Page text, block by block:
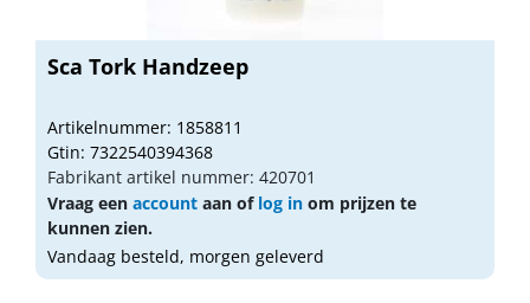
Sca Tork Handzeep
Artikelnummer: 1858811
Gtin: 7322540394368
Fabrikant artikel nummer: 420701
Vraag een account aan of log in om prijzen te
kunnen zien.
Vandaag besteld, morgen geleverd